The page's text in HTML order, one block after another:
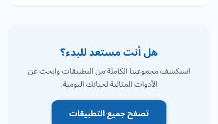
هل أنت مستعد للبدء؟
استكشف مجموعتنا الكاملة من التطبيقات وابحث عن
الأدوات المثالية لحياتك اليومية.
تصفح جميع التطبيقات